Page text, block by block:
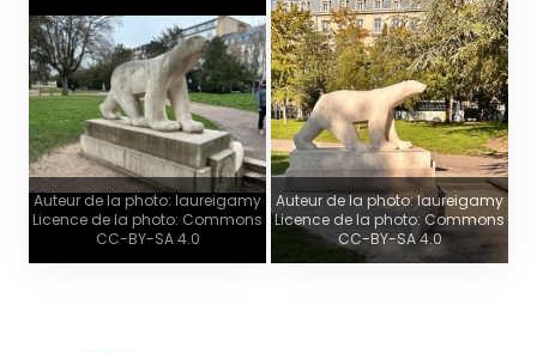
Auteur de la photo: laureigamy
Licence de la photo: Commons
CC-BY-SA 4.0
Auteur de la photo: laureigamy
Licence de la photo: Commons
CC-BY-SA 4.0